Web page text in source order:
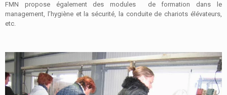
FMN propose également des modules de formation dans le
management, l’hygiène et la sécurité, la conduite de chariots élévateurs,
etc.